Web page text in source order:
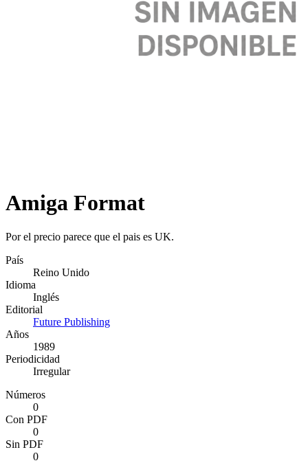
Amiga Format
Por el precio parece que el pais es UK.
País
Reino Unido
Idioma
Inglés
Editorial
Future Publishing
Años
1989
Periodicidad
Irregular
Números
0
Con PDF
0
Sin PDF
0